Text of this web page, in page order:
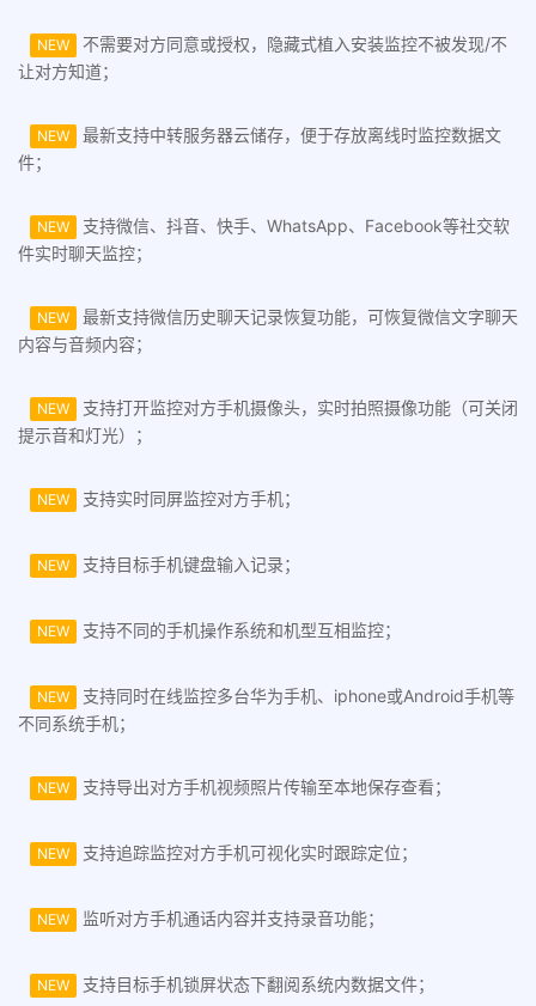
NEW
不需要对方同意或授权，隐藏式植入安装监控不被发现/不
让对方知道；
NEW
最新支持中转服务器云储存，便于存放离线时监控数据文
件；
NEW
支持微信、抖音、快手、WhatsApp、Facebook等社交软
件实时聊天监控；
NEW
最新支持微信历史聊天记录恢复功能，可恢复微信文字聊天
内容与音频内容；
NEW
支持打开监控对方手机摄像头，实时拍照摄像功能（可关闭
提示音和灯光）；
NEW 支持实时同屏监控对方手机；
NEW 支持目标手机键盘输入记录；
NEW 支持不同的手机操作系统和机型互相监控；
NEW
支持同时在线监控多台华为手机、iphone或Android手机等
不同系统手机；
NEW 支持导出对方手机视频照片传输至本地保存查看；
NEW 支持追踪监控对方手机可视化实时跟踪定位；
NEW 监听对方手机通话内容并支持录音功能；
NEW 支持目标手机锁屏状态下翻阅系统内数据文件；